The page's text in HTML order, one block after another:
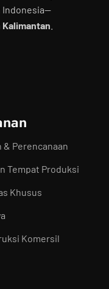
Indonesia—
Kalimantan
& Perencanaan
Tempat Produksi
Khusus
Komersil